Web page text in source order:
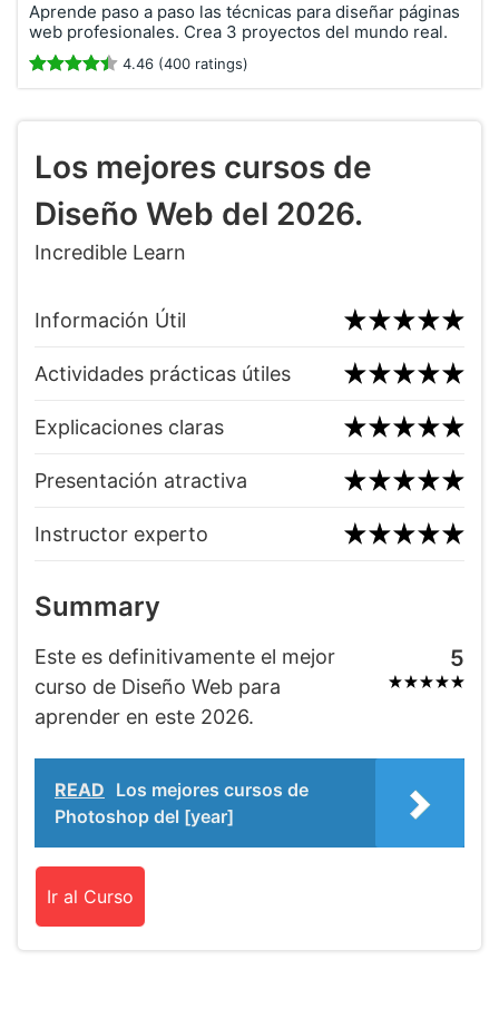
Aprende paso a paso las técnicas para diseñar páginas
web profesionales. Crea 3 proyectos del mundo real.
4.46 (400 ratings)
Los mejores cursos de
Diseño Web del 2026.
Incredible Learn
Información Útil
Actividades prácticas útiles
Explicaciones claras
Presentación atractiva
Instructor experto
Summary
Este es definitivamente el mejor
curso de Diseño Web para
aprender en este 2026.
5
READ Los mejores cursos de
Photoshop del [year]
Ir al Curso